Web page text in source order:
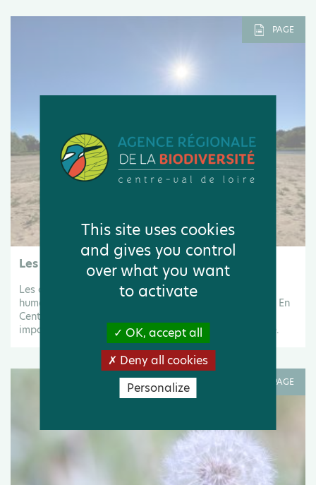
PAGE
Les changements climatiques
Les changements climatiques, induits par les activités
humaines, bouleversent la planète et les écosystèmes. En
Centre-Val de Loire aussi les effets se ressentent, ils
impactent la biodiversité locale et notre qualité de vie.
PAGE
This site uses cookies
and gives you control
over what you want
to activate
OK, accept all
Deny all cookies
Personalize